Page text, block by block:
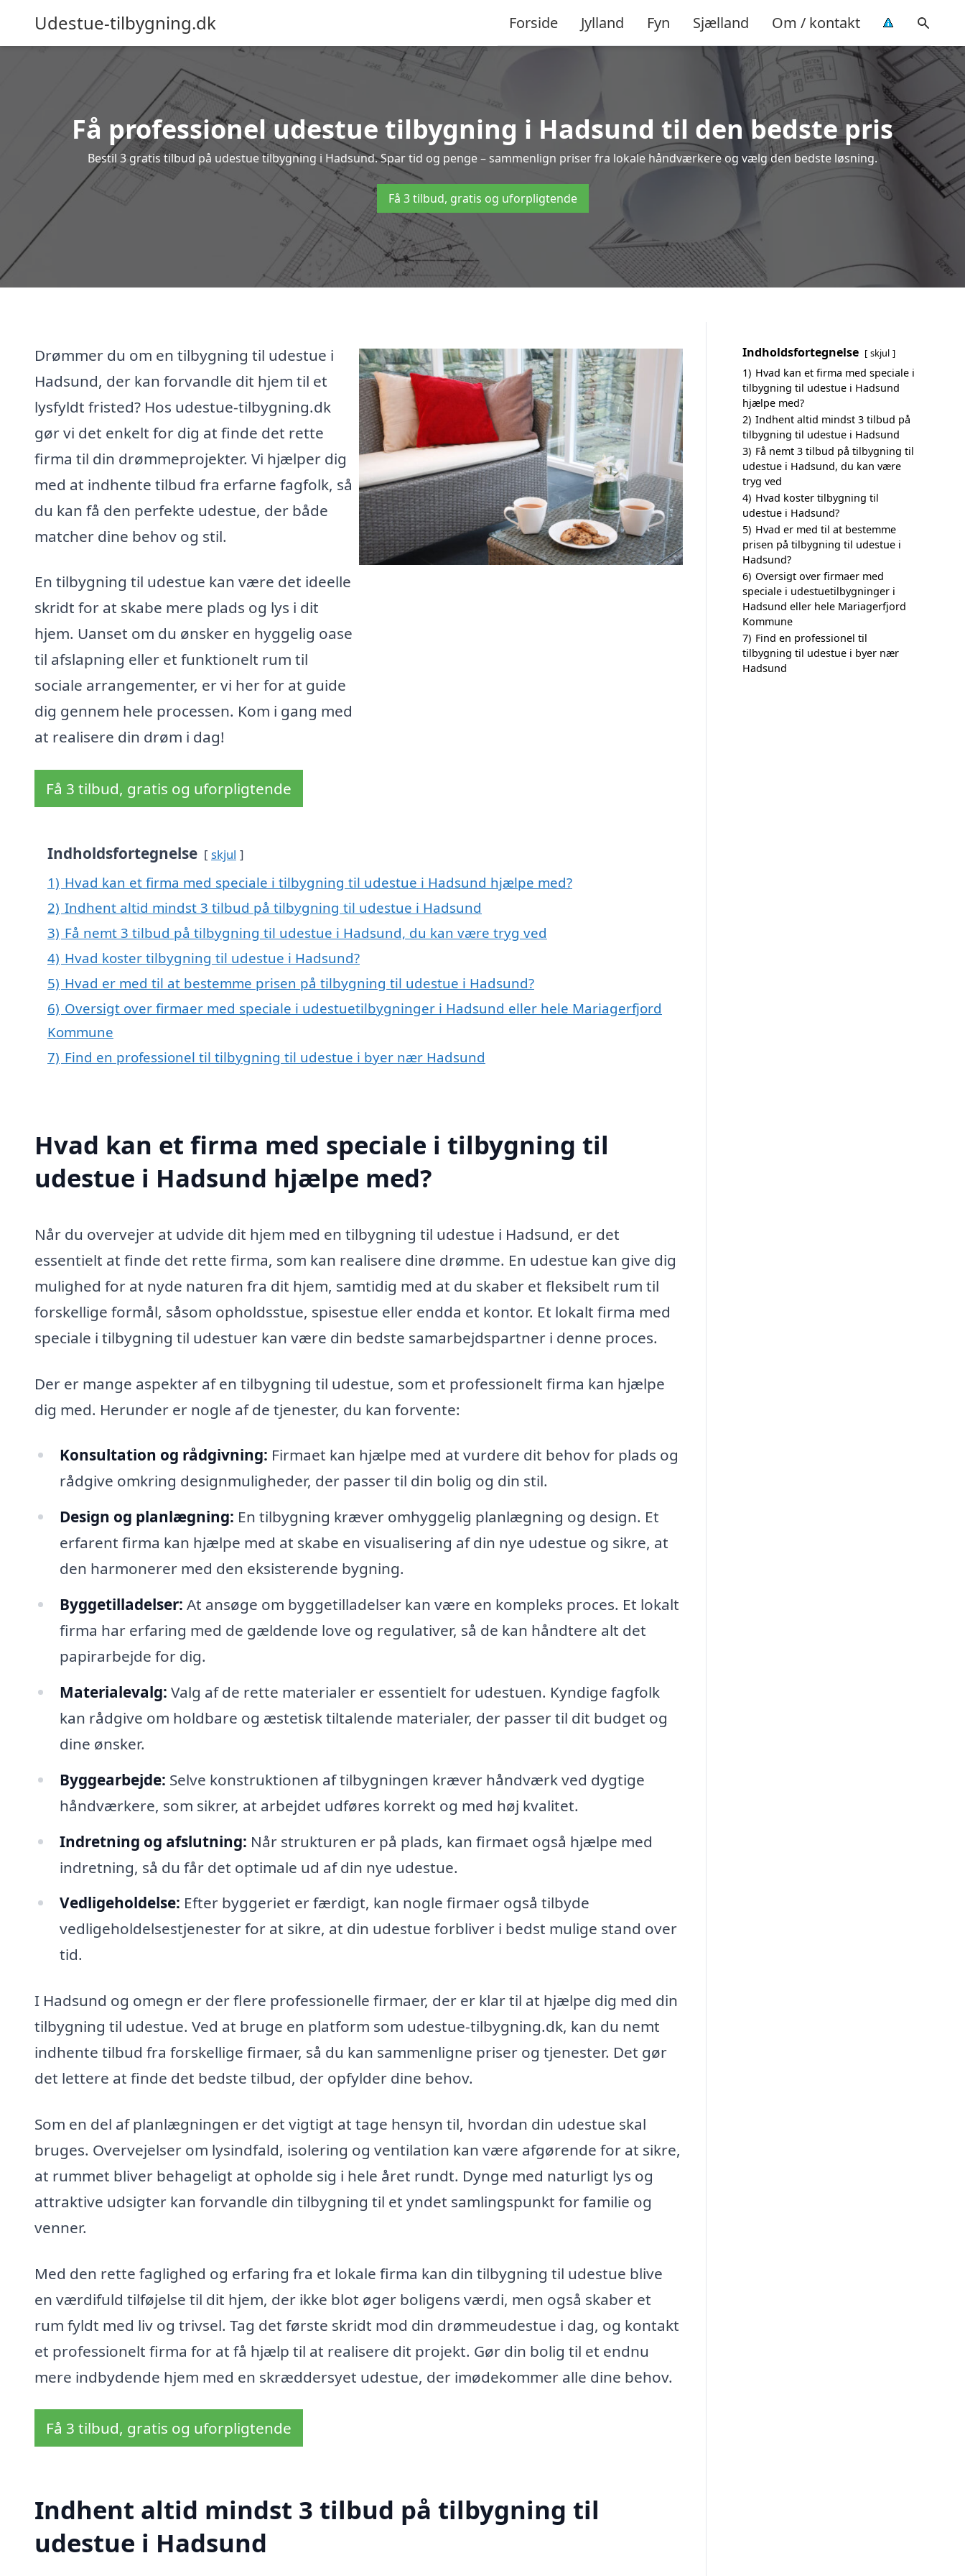
Udestue-tilbygning.dk Forside Jylland Fyn Sjælland Om / kontakt
Få professionel udestue tilbygning i Hadsund til den bedste pris
Bestil 3 gratis tilbud på udestue tilbygning i Hadsund. Spar tid og penge – sammenlign priser fra lokale håndværkere og vælg den bedste løsning.
Få 3 tilbud, gratis og uforpligtende
Drømmer du om en tilbygning til udestue i
Hadsund, der kan forvandle dit hjem til et
lysfyldt fristed? Hos udestue-tilbygning.dk
gør vi det enkelt for dig at finde det rette
firma til din drømmeprojekter. Vi hjælper dig
med at indhente tilbud fra erfarne fagfolk, så
du kan få den perfekte udestue, der både
matcher dine behov og stil.
En tilbygning til udestue kan være det ideelle
skridt for at skabe mere plads og lys i dit
hjem. Uanset om du ønsker en hyggelig oase
til afslapning eller et funktionelt rum til
sociale arrangementer, er vi her for at guide
dig gennem hele processen. Kom i gang med
at realisere din drøm i dag!
Få 3 tilbud, gratis og uforpligtende
Indholdsfortegnelse skjul
1) Hvad kan et firma med speciale i tilbygning til udestue i Hadsund hjælpe med?
2) Indhent altid mindst 3 tilbud på tilbygning til udestue i Hadsund
3) Få nemt 3 tilbud på tilbygning til udestue i Hadsund, du kan være tryg ved
4) Hvad koster tilbygning til udestue i Hadsund?
5) Hvad er med til at bestemme prisen på tilbygning til udestue i Hadsund?
6) Oversigt over firmaer med speciale i udestuetilbygninger i Hadsund eller hele Mariagerfjord
Kommune
7) Find en professionel til tilbygning til udestue i byer nær Hadsund
Hvad kan et firma med speciale i tilbygning til
udestue i Hadsund hjælpe med?
Når du overvejer at udvide dit hjem med en tilbygning til udestue i Hadsund, er det
essentielt at finde det rette firma, som kan realisere dine drømme. En udestue kan give dig
mulighed for at nyde naturen fra dit hjem, samtidig med at du skaber et fleksibelt rum til
forskellige formål, såsom opholdsstue, spisestue eller endda et kontor. Et lokalt firma med
speciale i tilbygning til udestuer kan være din bedste samarbejdspartner i denne proces.
Der er mange aspekter af en tilbygning til udestue, som et professionelt firma kan hjælpe
dig med. Herunder er nogle af de tjenester, du kan forvente:
Konsultation og rådgivning: Firmaet kan hjælpe med at vurdere dit behov for plads og
rådgive omkring designmuligheder, der passer til din bolig og din stil.
Design og planlægning: En tilbygning kræver omhyggelig planlægning og design. Et
erfarent firma kan hjælpe med at skabe en visualisering af din nye udestue og sikre, at
den harmonerer med den eksisterende bygning.
Byggetilladelser: At ansøge om byggetilladelser kan være en kompleks proces. Et lokalt
firma har erfaring med de gældende love og regulativer, så de kan håndtere alt det
papirarbejde for dig.
Materialevalg: Valg af de rette materialer er essentielt for udestuen. Kyndige fagfolk
kan rådgive om holdbare og æstetisk tiltalende materialer, der passer til dit budget og
dine ønsker.
Byggearbejde: Selve konstruktionen af tilbygningen kræver håndværk ved dygtige
håndværkere, som sikrer, at arbejdet udføres korrekt og med høj kvalitet.
Indretning og afslutning: Når strukturen er på plads, kan firmaet også hjælpe med
indretning, så du får det optimale ud af din nye udestue.
Vedligeholdelse: Efter byggeriet er færdigt, kan nogle firmaer også tilbyde
vedligeholdelsestjenester for at sikre, at din udestue forbliver i bedst mulige stand over
tid.
I Hadsund og omegn er der flere professionelle firmaer, der er klar til at hjælpe dig med din
tilbygning til udestue. Ved at bruge en platform som udestue-tilbygning.dk, kan du nemt
indhente tilbud fra forskellige firmaer, så du kan sammenligne priser og tjenester. Det gør
det lettere at finde det bedste tilbud, der opfylder dine behov.
Som en del af planlægningen er det vigtigt at tage hensyn til, hvordan din udestue skal
bruges. Overvejelser om lysindfald, isolering og ventilation kan være afgørende for at sikre,
at rummet bliver behageligt at opholde sig i hele året rundt. Dynge med naturligt lys og
attraktive udsigter kan forvandle din tilbygning til et yndet samlingspunkt for familie og
venner.
Med den rette faglighed og erfaring fra et lokale firma kan din tilbygning til udestue blive
en værdifuld tilføjelse til dit hjem, der ikke blot øger boligens værdi, men også skaber et
rum fyldt med liv og trivsel. Tag det første skridt mod din drømmeudestue i dag, og kontakt
et professionelt firma for at få hjælp til at realisere dit projekt. Gør din bolig til et endnu
mere indbydende hjem med en skræddersyet udestue, der imødekommer alle dine behov.
Få 3 tilbud, gratis og uforpligtende
Indhent altid mindst 3 tilbud på tilbygning til
udestue i Hadsund
Indholdsfortegnelse skjul
1) Hvad kan et firma med speciale i
tilbygning til udestue i Hadsund
hjælpe med?
2) Indhent altid mindst 3 tilbud på
tilbygning til udestue i Hadsund
3) Få nemt 3 tilbud på tilbygning til
udestue i Hadsund, du kan være
tryg ved
4) Hvad koster tilbygning til
udestue i Hadsund?
5) Hvad er med til at bestemme
prisen på tilbygning til udestue i
Hadsund?
6) Oversigt over firmaer med
speciale i udestuetilbygninger i
Hadsund eller hele Mariagerfjord
Kommune
7) Find en professionel til
tilbygning til udestue i byer nær
Hadsund